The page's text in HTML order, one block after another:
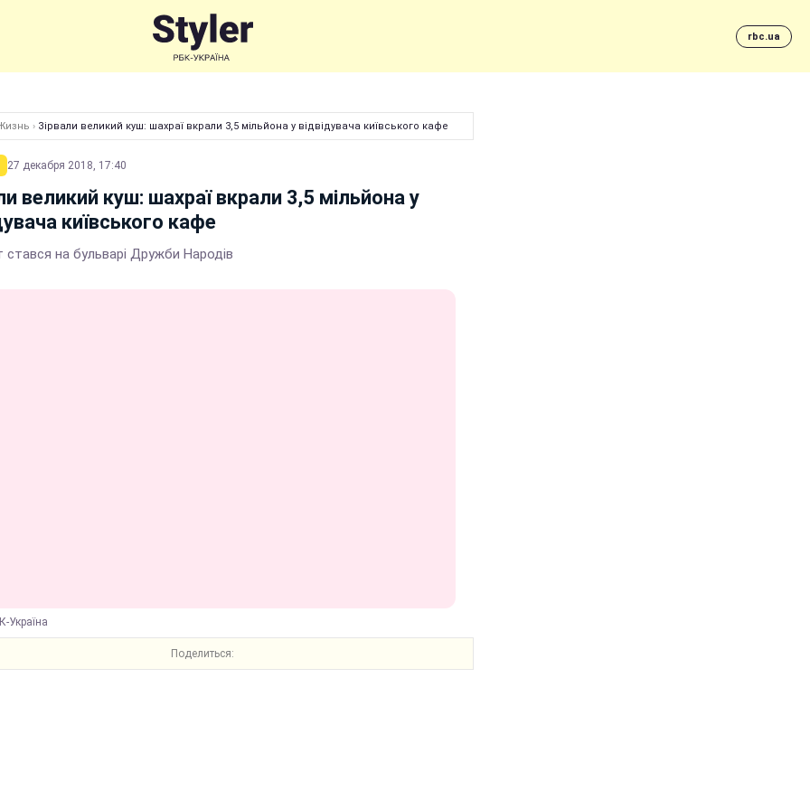
rbc.ua
› Зірвали великий куш: шахраї вкрали 3,5 мільйона у відвідувача київського кафе
27 декабря 2018, 17:40
великий куш: шахраї вкрали 3,5 мільйона у
київського кафе
стався на бульварі Дружби Народів
Україна
Поделиться: